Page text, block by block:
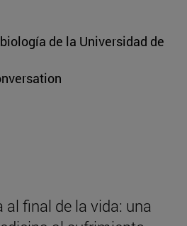
de la Universidad de
final de la vida: una